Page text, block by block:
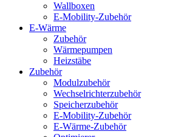
Wallboxen
E-Mobility-Zubehör
E-Wärme
Zubehör
Wärmepumpen
Heizstäbe
Zubehör
Modulzubehör
Wechselrichterzubehör
Speicherzubehör
E-Mobility-Zubehör
E-Wärme-Zubehör